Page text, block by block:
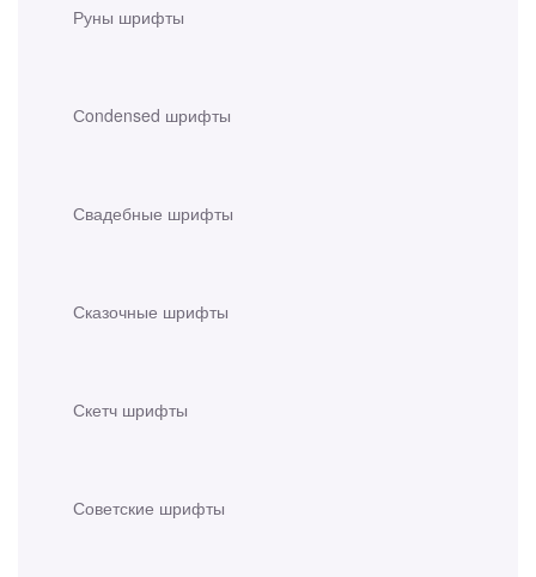
Руны шрифты
Сondensed шрифты
Свадебные шрифты
Сказочные шрифты
Скетч шрифты
Советские шрифты